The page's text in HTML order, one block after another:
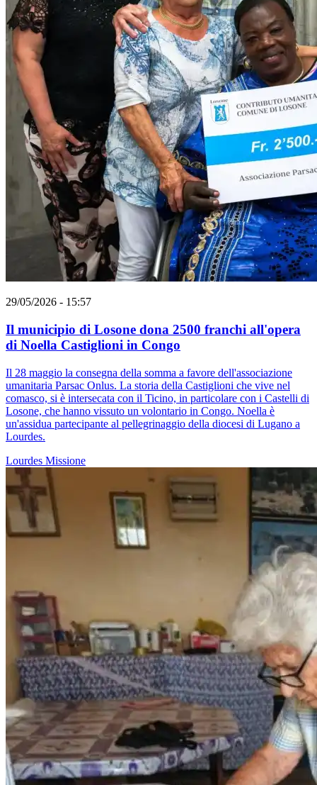
29/05/2026 - 15:57
Il municipio di Losone dona 2500 franchi all'opera
di Noella Castiglioni in Congo
Il 28 maggio la consegna della somma a favore dell'associazione
umanitaria Parsac Onlus. La storia della Castiglioni che vive nel
comasco, si è intersecata con il Ticino, in particolare con i Castelli di
Losone, che hanno vissuto un volontario in Congo. Noella è
un'assidua partecipante al pellegrinaggio della diocesi di Lugano a
Lourdes.
Lourdes Missione